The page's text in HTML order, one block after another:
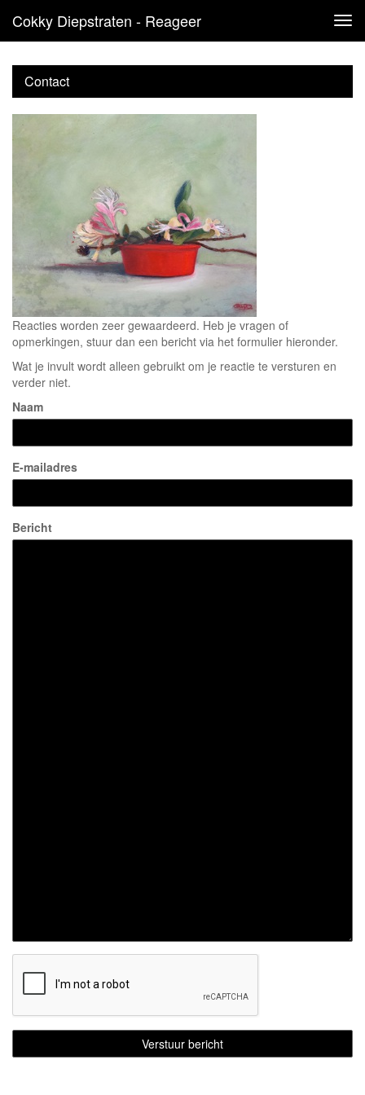
Cokky Diepstraten - Reageer
Contact
Reacties worden zeer gewaardeerd. Heb je vragen of
opmerkingen, stuur dan een bericht via het formulier hieronder.
Wat je invult wordt alleen gebruikt om je reactie te versturen en
verder niet.
Naam
E-mailadres
Bericht